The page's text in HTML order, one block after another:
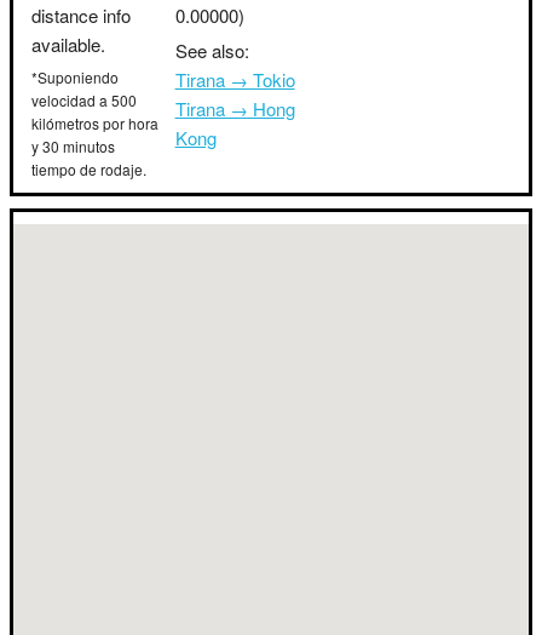
distance info
available.
*Suponiendo
velocidad a 500
kilómetros por hora
y 30 minutos
tiempo de rodaje.
0.00000)
See also:
Tirana → Tokio
Tirana → Hong
Kong